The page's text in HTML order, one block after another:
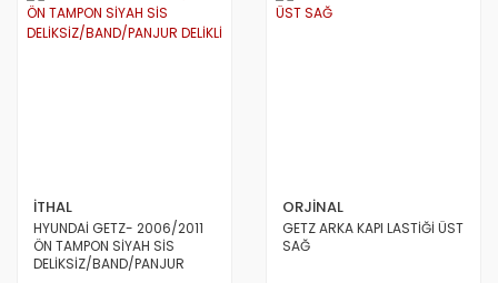
İTHAL
HYUNDAİ GETZ- 2006/2011
ÖN TAMPON SİYAH SİS
DELİKSİZ/BAND/PANJUR
ORJİNAL
GETZ ARKA KAPI LASTİĞİ ÜST
SAĞ